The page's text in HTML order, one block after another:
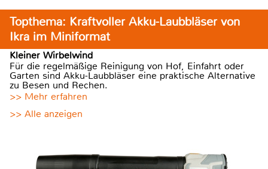
Topthema: Kraftvoller Akku-Laubbläser von
Ikra im Miniformat
Kleiner Wirbelwind
Für die regelmäßige Reinigung von Hof, Einfahrt oder
Garten sind Akku-Laubbläser eine praktische Alternative
zu Besen und Rechen.
>> Mehr erfahren
>> Alle anzeigen